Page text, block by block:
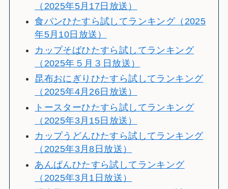
（2025年5月17日放送）
食パンひたすら試してランキング（2025
年5月10日放送）
カップそばひたすら試してランキング
（2025年５月３日放送）
昆布おにぎりひたすら試してランキング
（2025年4月26日放送）
トースターひたすら試してランキング
（2025年3月15日放送）
カップうどんひたすら試してランキング
（2025年3月8日放送）
あんぱんひたすら試してランキング
（2025年3月1日放送）